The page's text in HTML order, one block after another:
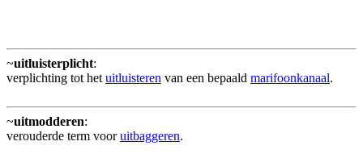
~uitluisterplicht:
verplichting tot het uitluisteren van een bepaald marifoonkanaal.
~uitmodderen:
verouderde term vooruitbaggeren.